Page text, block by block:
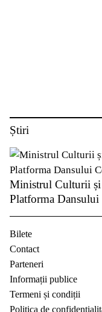
Știri
Ministrul Culturii și
Platforma Dansului
Bilete
Contact
Parteneri
Informații publice
Termeni și condiții
Politica de